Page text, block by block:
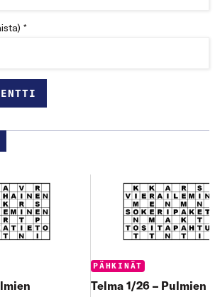
*
Categories:
PÄHKINÄT
Telma 1/26 – Pulmien